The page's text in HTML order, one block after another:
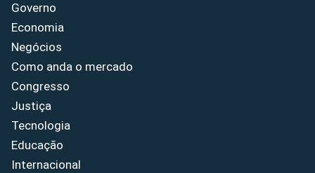
Governo
Economia
Negócios
Como anda o mercado
Congresso
Justiça
Tecnologia
Educação
Internacional